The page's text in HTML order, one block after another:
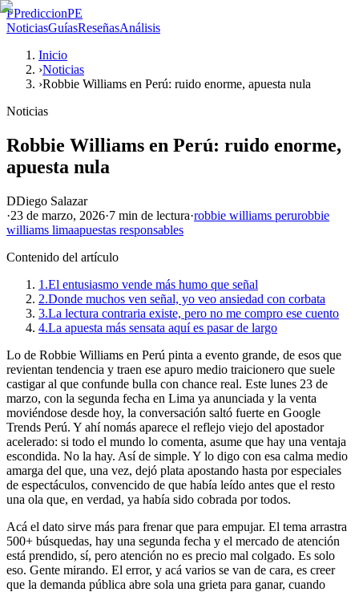
PPrediccionPE
NoticiasGuíasReseñasAnálisis
Inicio
›Noticias
›Robbie Williams en Perú: ruido enorme, apuesta nula
Noticias
Robbie Williams en Perú: ruido enorme,
apuesta nula
DDiego Salazar
·23 de marzo, 2026·7 min de lectura·robbie williams perurobbie
williams limaapuestas responsables
Contenido del artículo
1.El entusiasmo vende más humo que señal
2.Donde muchos ven señal, yo veo ansiedad con corbata
3.La lectura contraria existe, pero no me compro ese cuento
4.La apuesta más sensata aquí es pasar de largo
Lo de Robbie Williams en Perú pinta a evento grande, de esos que
revientan tendencia y traen ese apuro medio traicionero que suele
castigar al que confunde bulla con chance real. Este lunes 23 de
marzo, con la segunda fecha en Lima ya anunciada y la venta
moviéndose desde hoy, la conversación saltó fuerte en Google
Trends Perú. Y ahí nomás aparece el reflejo viejo del apostador
acelerado: si todo el mundo lo comenta, asume que hay una ventaja
escondida. No la hay. Así de simple. Y lo digo con esa calma medio
amarga del que, una vez, dejó plata apostando hasta por especiales
de espectáculos, convencido de que había leído antes que el resto
una ola que, en verdad, ya había sido cobrada por todos.
Acá el dato sirve más para frenar que para empujar. El tema arrastra
500+ búsquedas, hay una segunda fecha y el mercado de atención
está prendido, sí, pero atención no es precio mal colgado. Es solo
eso. Gente mirando. El error, y acá varios se van de cara, es creer
que la demanda pública abre sola una grieta para ganar, cuando